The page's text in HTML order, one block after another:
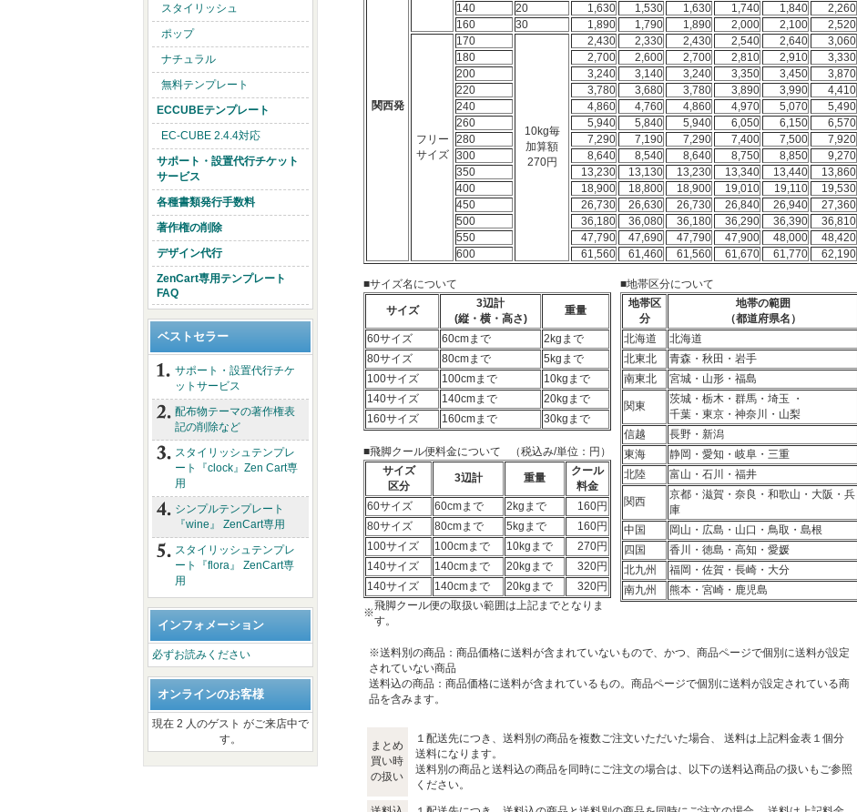
スタイリッシュ
ポップ
ナチュラル
無料テンプレート
ECCUBEテンプレート
EC-CUBE 2.4.4対応
サポート・設置代行チケット
サービス
各種書類発行手数料
著作権の削除
デザイン代行
ZenCart専用テンプレート
FAQ
ベストセラー
サポート・設置代行チケ
ットサービス
配布物テーマの著作権表
記の削除など
スタイリッシュテンプレ
ート『clock』Zen Cart専
用
シンプルテンプレート
『wine』 ZenCart専用
スタイリッシュテンプレ
ート『flora』 ZenCart専
用
インフォメーション
必ずお読みください
オンラインのお客様
現在 2 人のゲスト がご来店中で
す。
関西発
140
20 1,630 1,530 1,630 1,740 1,840
2,260
160
30 1,890 1,790 1,890 2,000 2,100 2,520
フリー
サイズ
170
10kg毎
加算額
270円
2,430 2,330 2,430 2,540 2,640
3,060
180
2,700 2,600 2,700 2,810 2,910
3,330
200
3,240 3,140 3,240 3,350 3,450
3,870
220
3,780 3,680 3,780 3,890 3,990
4,410
240
4,860 4,760 4,860 4,970 5,070
5,490
260
5,940 5,840 5,940 6,050 6,150
6,570
280
7,290 7,190 7,290 7,400 7,500
7,920
300
8,640 8,540 8,640 8,750 8,850
9,270
350
13,230 13,130 13,230 13,340 13,440
13,860
400
18,900 18,800 18,900 19,010 19,110
19,530
450
26,730 26,630 26,730 26,840 26,940
27,360
500
36,180 36,080 36,180 36,290 36,390
36,810
550
47,790 47,690 47,790 47,900 48,000
48,420
600
61,560 61,460 61,560 61,670 61,770 62,190
■サイズ名について
サイズ
3辺計
(縦・横・高さ)
重量
60サイズ 60cmまで
2kgまで
80サイズ
80cmまで
5kgまで
100サイズ
100cmまで
10kgまで
140サイズ
140cmまで
20kgまで
160サイズ
160cmまで 30kgまで
■地帯区分について
地帯区
分
地帯の範囲
（都道府県名）
北海道
北海道
北東北
青森・秋田・岩手
南東北
宮城・山形・福島
関東
茨城・栃木・群馬・埼玉 ・
千葉・東京・神奈川・山梨
信越
長野・新潟
東海
静岡・愛知・岐阜・三重
北陸
富山・石川・福井
関西
京都・滋賀・奈良・和歌山・大阪・兵
庫
中国
岡山・広島・山口・鳥取・島根
四国
香川・徳島・高知・愛媛
北九州
福岡・佐賀・長崎・大分
南九州
熊本・宮崎・鹿児島
■飛脚クール便料金について
（税込み/単位：円）
サイズ
区分
3辺計 重量
クール
料金
60サイズ
60cmまで 2kgまで
160円
80サイズ
80cmまで 5kgまで
160円
100サイズ
100cmまで 10kgまで
270円
140サイズ
140cmまで 20kgまで
320円
140サイズ
140cmまで 20kgまで 320円
※
飛脚クール便の取扱い範囲は上記までとなりま
す。
※送料別の商品：商品価格に送料が含まれていないもので、かつ、商品ページで個別に送料が設定
されていない商品
送料込の商品：商品価格に送料が含まれているもの。商品ページで個別に送料が設定されている商
品を含みます。
まとめ
買い時
の扱い
１配送先につき、送料別の商品を複数ご注文いただいた場合、 送料は上記料金表１個分
送料になります。
送料別の商品と送料込の商品を同時にご注文の場合は、以下の送料込商品の扱いもご参照
ください。